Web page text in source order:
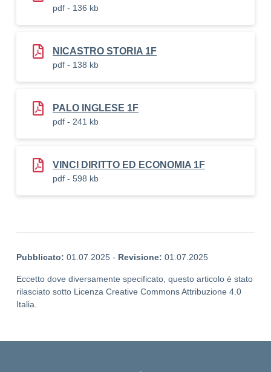
pdf - 136 kb
NICASTRO STORIA 1F
pdf - 138 kb
PALO INGLESE 1F
pdf - 241 kb
VINCI DIRITTO ED ECONOMIA 1F
pdf - 598 kb
Pubblicato: 01.07.2025 - Revisione: 01.07.2025
Eccetto dove diversamente specificato, questo articolo è stato
rilasciato sotto Licenza Creative Commons Attribuzione 4.0
Italia.